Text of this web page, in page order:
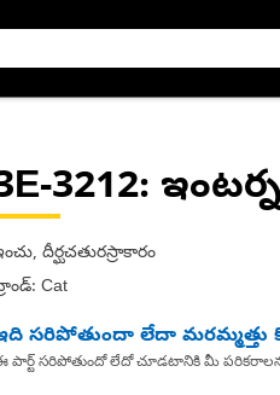
3212:
దీర్ఘచతురస్రాకారం
Cat
సరిపోతుందా లేదా మరమ్మత్తు
పార్ట్ సరిపోతుందో లేదో చూడటానికి మీ